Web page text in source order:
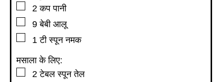
▢
2 कप पानी
▢
9 बेबी आलू
▢
1 टी स्पून नमक
मसाला के लिए:
▢
2 टेबल स्पून तेल